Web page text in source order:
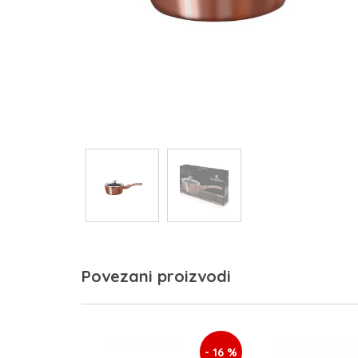
Povezani proizvodi
- 16 %